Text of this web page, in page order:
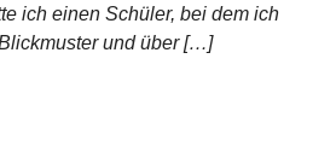
ich einen Schüler, bei dem ich
und über […]